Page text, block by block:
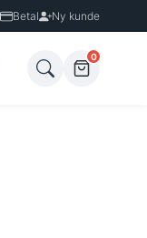
Betal Ny kunde
0